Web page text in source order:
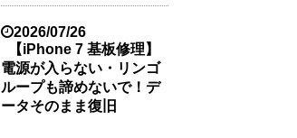
2026/07/26
【iPhone 7 基板修理】
電源が入らない・リンゴ
ループも諦めないで！デ
ータそのまま復旧